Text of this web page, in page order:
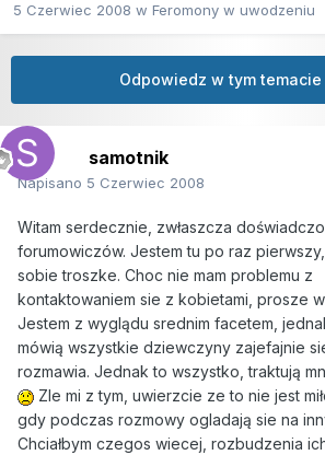
5 Czerwiec 2008 w Feromony w uwodzeniu
Odpowiedz w tym temacie
samotnik
Napisano 5 Czerwiec 2008
Witam serdecznie, zwłaszcza
forumowiczów. Jestem tu po raz
sobie troszke. Choc nie mam problemu z
kontaktowaniem sie z kobietami, prosze
Jestem z wyglądu srednim facetem,
mówią wszystkie dziewczyny zajefajnie
rozmawia. Jednak to wszystko, traktują
Zle mi z tym, uwierzcie ze to nie jest
gdy podczas rozmowy ogladają sie na
Chciałbym czegos wiecej, rozbudzenia ich